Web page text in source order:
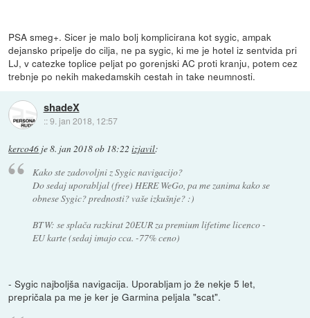
PSA smeg+. Sicer je malo bolj komplicirana kot sygic, ampak
dejansko pripelje do cilja, ne pa sygic, ki me je hotel iz sentvida pri
LJ, v catezke toplice peljat po gorenjski AC proti kranju, potem cez
trebnje po nekih makedamskih cestah in take neumnosti.
shadeX
::9. jan 2018, 12:57
kerco46 je8. jan 2018 ob 18:22 izjavil:
Kako ste zadovoljni z Sygic navigacijo?
Do sedaj uporabljal (free) HERE WeGo, pa me zanima kako se
obnese Sygic? prednosti? vaše izkušnje? :)
BTW: se splača razkirat 20EUR za premium lifetime licenco -
EU karte (sedaj imajo cca. -77% ceno)
- Sygic najboljša navigacija. Uporabljam jo že nekje 5 let,
prepričala pa me je ker je Garmina peljala "scat".